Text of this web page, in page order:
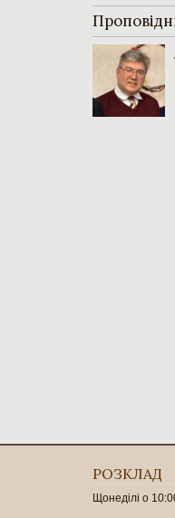
РОЗКЛАД
Щонеділі о